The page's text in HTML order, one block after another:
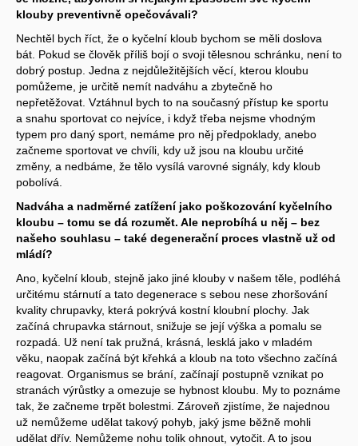
klouby preventivně opečovávali?
Nechtěl bych říct, že o kyčelní kloub bychom se měli doslova
bát. Pokud se člověk příliš bojí o svoji tělesnou schránku, není to
dobrý postup. Jedna z nejdůležitějších věcí, kterou kloubu
pomůžeme, je určitě nemít nadváhu a zbytečně ho
nepřetěžovat. Vztáhnul bych to na současný přístup ke sportu
a snahu sportovat co nejvíce, i když třeba nejsme vhodným
typem pro daný sport, nemáme pro něj předpoklady, anebo
začneme sportovat ve chvíli, kdy už jsou na kloubu určité
změny, a nedbáme, že tělo vysílá varovné signály, kdy kloub
pobolívá.
Nadváha a nadměrné zatížení jako poškozování kyčelního
kloubu – tomu se dá rozumět. Ale neprobíhá u něj – bez
našeho souhlasu – také degenerační proces vlastně už od
mládí?
Ano, kyčelní kloub, stejně jako jiné klouby v našem těle, podléhá
určitému stárnutí a tato degenerace s sebou nese zhoršování
kvality chrupavky, která pokrývá kostní kloubní plochy. Jak
začíná chrupavka stárnout, snižuje se její výška a pomalu se
rozpadá. Už není tak pružná, krásná, lesklá jako v mladém
věku, naopak začíná být křehká a kloub na toto všechno začíná
reagovat. Organismus se brání, začínají postupně vznikat po
stranách výrůstky a omezuje se hybnost kloubu. My to poznáme
tak, že začneme trpět bolestmi. Zároveň zjistíme, že najednou
už nemůžeme udělat takový pohyb, jaký jsme běžně mohli
udělat dřív. Nemůžeme nohu tolik ohnout, vytočit. A to jsou